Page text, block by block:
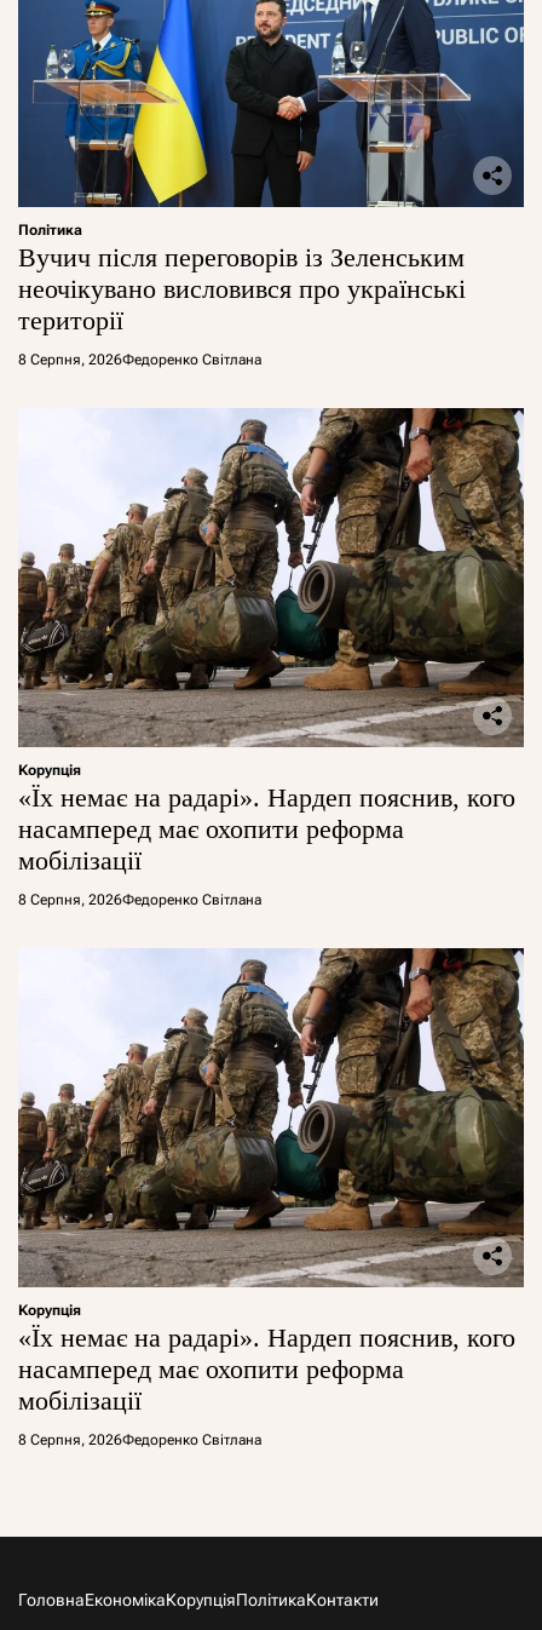
Політика
Вучич після переговорів із Зеленським
неочікувано висловився про українські
території
8 Серпня, 2026Федоренко Світлана
Корупція
«Їх немає на радарі». Нардеп пояснив, кого
насамперед має охопити реформа
мобілізації
8 Серпня, 2026Федоренко Світлана
Корупція
«Їх немає на радарі». Нардеп пояснив, кого
насамперед має охопити реформа
мобілізації
8 Серпня, 2026Федоренко Світлана
ГоловнаЕкономікаКорупціяПолітикаКонтакти